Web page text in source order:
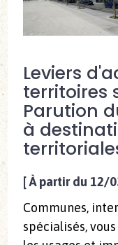
Leviers
territoires
Parution
à
[À partir du 12/
Communes,
spécialisés,